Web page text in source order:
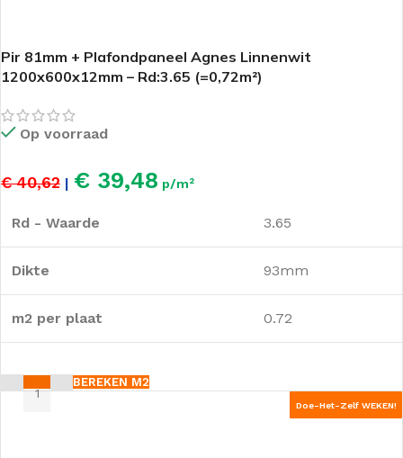
Pir 81mm + Plafondpaneel Agnes Linnenwit
1200x600x12mm – Rd:3.65 (=0,72m²)
Op voorraad
€ 40,62 | € 39,48 p/m²
Rd - Waarde 3.65
Dikte 93mm
m2 per plaat 0.72
BEREKEN M2
Doe-Het-Zelf WEKEN!